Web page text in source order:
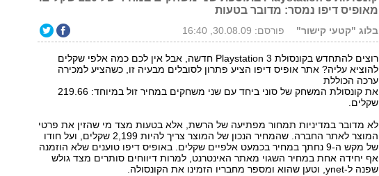
מאופיס דיפו נמסר: מדובר בטעות
בלוג "קטעי קישור" פורסם: 30.08.09, 16:40
רוצים להתחדש בקונסולת Playstation 3 חדשה, אבל אין לכם כמה אלפי שקלים
להוציא עליה? אתר אופיס דיפו הציע פתרון לסובלים מבעיה זו, כשהציע למכירה
ערכה הכוללת
את קונסולת המשחק של סוני ביחד עם שני משחקים במחיר זול במיוחד: 219.66
שקלים.
לא מדובר במדיניות תמחור מפתיעה של הרשת, אלא בטעות מצד מי שהזין את פרטי
המוצר לאתר החברה. שהמחיר הנכון של המוצר צריך להיות 2,199 שקלים, ועל חודו
של מקש ה-9 נחתך במחיר בכמעט אלפיים שקלים. באופיס דיפו טוענים שלא הוזמנה
אף יחידה אחת במחיר השגוי מאתר האינטרנט, למרות דיווחים סותרים מצד גולש
שפנה ל-ynet, וטען שהוא ומספר מחבריו הזמינו את הקונסולה.